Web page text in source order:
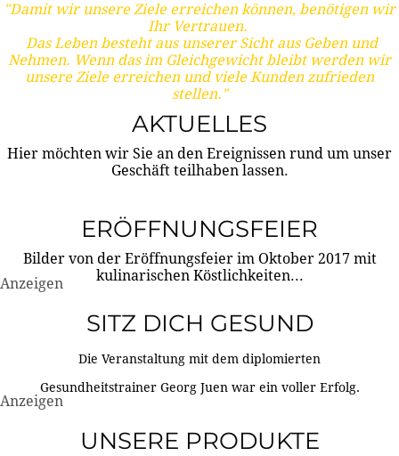
"Damit wir unsere Ziele erreichen können, benötigen wir
Ihr Vertrauen.
Das Leben besteht aus unserer Sicht aus Geben und
Nehmen. Wenn das im Gleichgewicht bleibt werden wir
unsere Ziele erreichen und viele Kunden zufrieden
stellen."
AKTUELLES
Hier möchten wir Sie an den Ereignissen rund um unser
Geschäft teilhaben lassen.
ERÖFFNUNGSFEIER
Bilder von der Eröffnungsfeier im Oktober 2017 mit
kulinarischen Köstlichkeiten...
Anzeigen
SITZ DICH GESUND
Die Veranstaltung mit dem diplomierten
Gesundheitstrainer Georg Juen war ein voller Erfolg.
Anzeigen
UNSERE PRODUKTE